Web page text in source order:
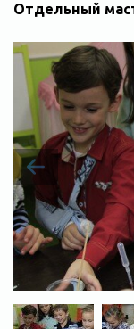
Отдельный